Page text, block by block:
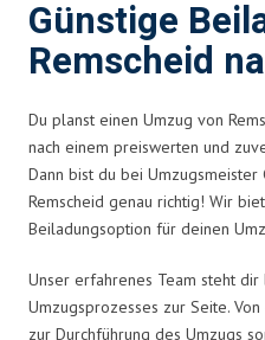
Günstige
Remscheid
Du planst einen Umzug von
nach einem preiswerten und
Dann bist du bei Umzugsmeister
Remscheid genau richtig! Wir
Beiladungsoption für deinen
Unser erfahrenes Team steht
Umzugsprozesses zur Seite.
zur Durchführung des Umzugs